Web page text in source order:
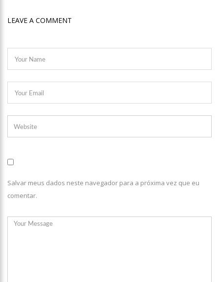
LEAVE A COMMENT
Salvar meus dados neste navegador para a próxima vez que eu
comentar.